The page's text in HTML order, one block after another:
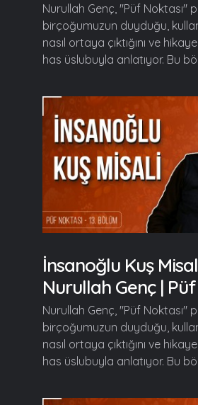
Nurullah Genç, "Püf Noktası"
birçoğumuzun duyduğu,
nasıl ortaya çıktığını ve
has üslubuyla anlatıyor. Bu
İnsanoğlu Kuş
Nurullah Genç |
Nurullah Genç, "Püf Noktası"
birçoğumuzun duyduğu,
nasıl ortaya çıktığını ve
has üslubuyla anlatıyor. Bu